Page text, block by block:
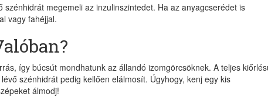
megemeli az inzulinszintedet. Ha az anyagcserédet is
vagy fahéjjal.
így búcsút mondhatunk az állandó izomgörcsöknek. A teljes
szénhidrát pedig kellően elálmosít. Úgyhogy, kenj egy kis
álmodj!